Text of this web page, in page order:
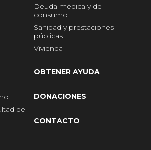
Deuda médica y de
consumo
Sanidad y prestaciones
públicas
Vivienda
de
OBTENER AYUDA
DONACIONES
CONTACTO